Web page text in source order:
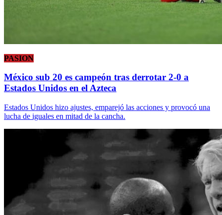
PASION
México sub 20 es campeón tras derrotar 2-0 a
Estados Unidos en el Azteca
Estados Unidos hizo ajustes, emparejó las acciones y provocó una
lucha de iguales en mitad de la cancha.